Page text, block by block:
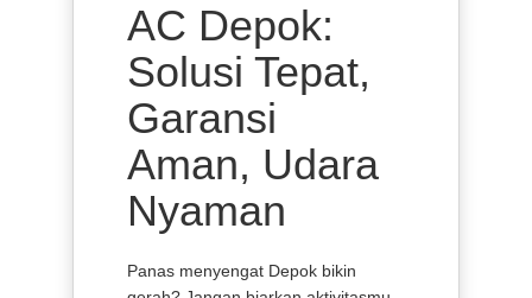
AC Depok:
Solusi Tepat,
Garansi
Aman, Udara
Nyaman
Panas menyengat Depok bikin